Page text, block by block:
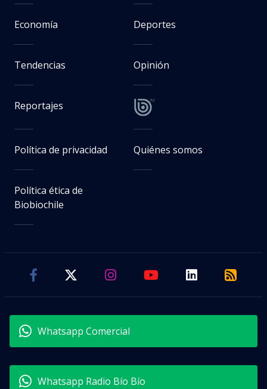
Economía Deportes
Tendencias Opinión
Reportajes
Política de privacidad Quiénes somos
Política ética de
Biobiochile
Whatsapp Comercial
Whatsapp Radio Bío Bío